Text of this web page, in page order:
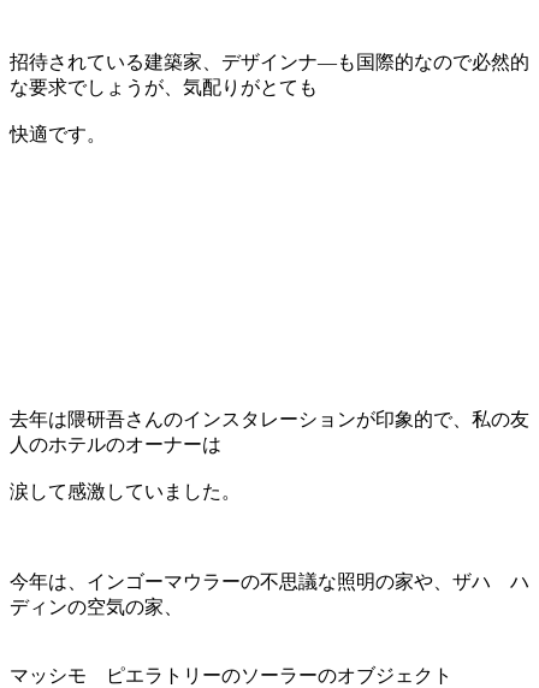
招待されている建築家、デザインナ―も国際的なので必然的
な要求でしょうが、気配りがとても
快適です。
去年は隈研吾さんのインスタレーションが印象的で、私の友
人のホテルのオーナーは
涙して感激していました。
今年は、インゴーマウラーの不思議な照明の家や、ザハ ハ
ディンの空気の家、
マッシモ ピエラトリーのソーラーのオブジェクト